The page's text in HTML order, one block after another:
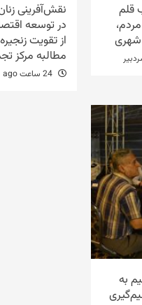
قلم
شهری
نقش‌آفرینی
در توسعه
از تقویت
مطالبه مرکز
به